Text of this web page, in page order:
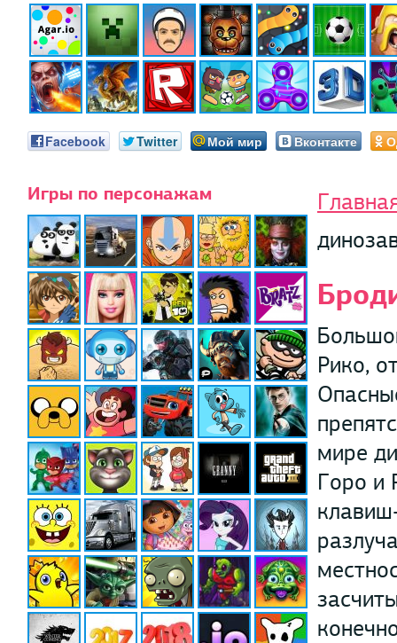
Facebook Twitter Мой мир Вконтакте
Игры по персонажам
Рико,
мире
Горо и